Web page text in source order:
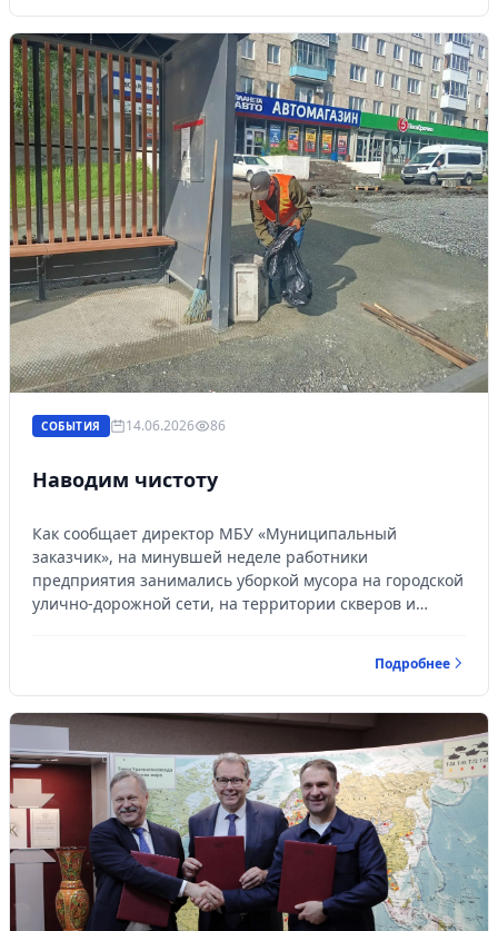
СОБЫТИЯ 14.06.2026 86
Наводим чистоту
Как сообщает директор МБУ «Муниципальный
заказчик», на минувшей неделе работники
предприятия занимались уборкой мусора на городской
улично-дорожной сети, на территории скверов и
Подробнее